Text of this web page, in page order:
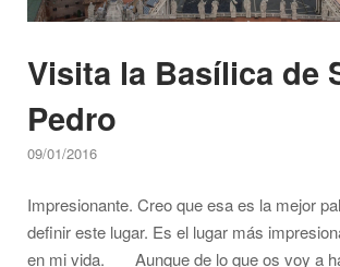
Visita la Basílica de
Pedro
09/01/2016
Impresionante. Creo que esa es la mejor
definir este lugar. Es el lugar más
en mi vida. Aunque de lo que os voy a